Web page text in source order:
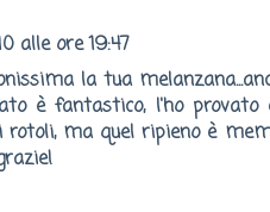
alle ore 19:47
la tua
è fantastico, l'ho
ma quel ripieno è